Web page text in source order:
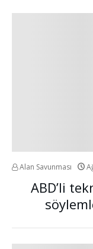
Alan Savunması
ABD’li